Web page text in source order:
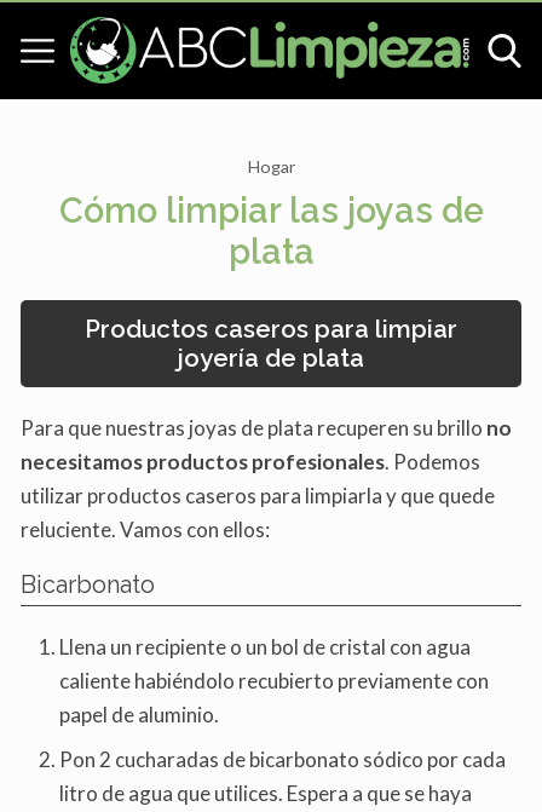
Hogar
Cómo limpiar las joyas de
plata
Productos caseros para limpiar
joyería de plata
Para que nuestras joyas de plata recuperen su brillo no
necesitamos productos profesionales. Podemos
utilizar productos caseros para limpiarla y que quede
reluciente. Vamos con ellos:
Bicarbonato
Llena un recipiente o un bol de cristal con agua
caliente habiéndolo recubierto previamente con
papel de aluminio.
Pon 2 cucharadas de bicarbonato sódico por cada
litro de agua que utilices. Espera a que se haya